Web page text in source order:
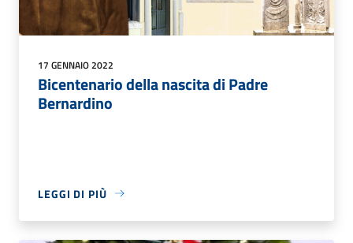
17 GENNAIO 2022
Bicentenario della nascita di Padre
Bernardino
LEGGI DI PIÙ